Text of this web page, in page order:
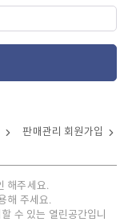
판매관리 회원가입
해주세요.
해 주세요.
수 있는 열린공간입니